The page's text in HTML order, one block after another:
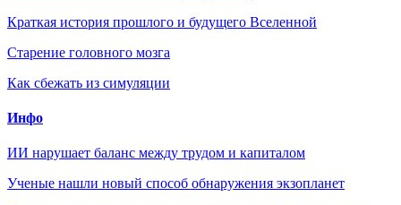
Краткая история прошлого и будущего Вселенной
Старение головного мозга
Как сбежать из симуляции
Инфо
ИИ нарушает баланс между трудом и капиталом
Ученые нашли новый способ обнаружения экзопланет